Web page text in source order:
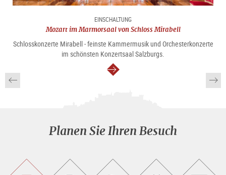
EINSCHALTUNG
Mozart im Marmorsaal von Schloss Mirabell
Schlosskonzerte Mirabell - feinste Kammermusik und Orchesterkonzerte
im schönsten Konzertsaal Salzburgs.
weiter
Planen Sie Ihren Besuch